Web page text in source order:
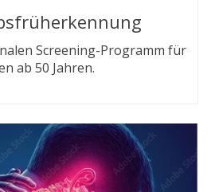
Screening-Programm für
ab 50 Jahren.